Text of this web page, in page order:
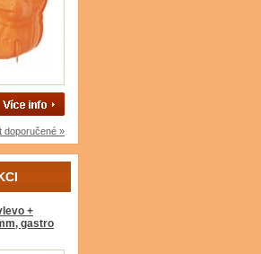
doporučené »
+
gastro